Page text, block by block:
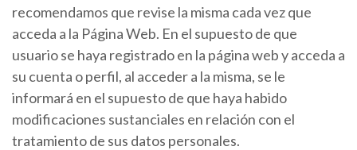
recomendamos que revise la misma cada vez que
acceda a la Página Web. En el supuesto de que
usuario se haya registrado en la página web y acceda a
su cuenta o perfil, al acceder a la misma, se le
informará en el supuesto de que haya habido
modificaciones sustanciales en relación con el
tratamiento de sus datos personales.